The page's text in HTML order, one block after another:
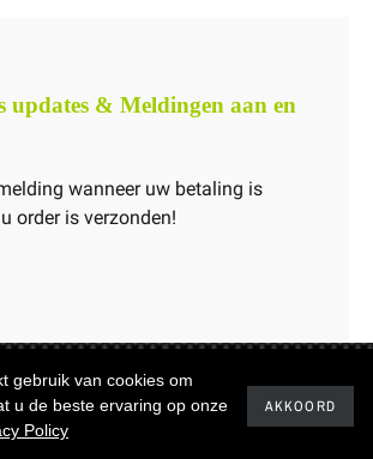
updates & Meldingen aan en
wanneer uw betaling is
order is verzonden!
©2019Carbonwinkel.nl
Realisatie
gebruik van cookies om
u de beste ervaring op onze
Policy
AKKOORD